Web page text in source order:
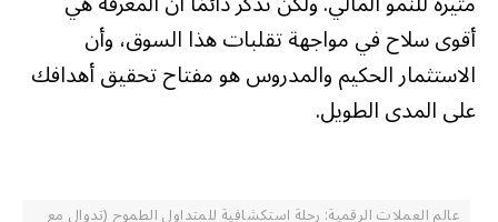
أقوى سلاح في مواجهة تقلبات هذا السوق، وأن
الاستثمار الحكيم والمدروس هو مفتاح تحقيق أهدافك
على المدى الطويل.
عالم العملات الرقمية: رحلة استكشافية للمتداول الطموح (تدوال مع